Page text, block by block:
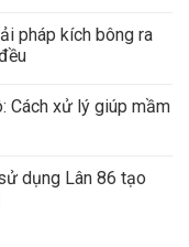
pháp kích bông ra
Cách xử lý giúp mầm
dụng Lân 86 tạo